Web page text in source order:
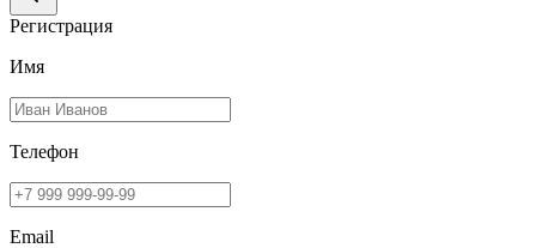
Регистрация
Имя
Телефон
Email